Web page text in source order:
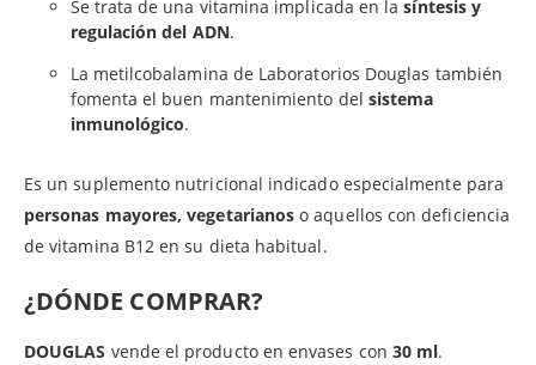
Se trata de una vitamina implicada en lasíntesis y
regulación del ADN.
La metilcobalamina de Laboratorios Douglas también
fomenta el buen mantenimiento del sistema
inmunológico.
Es un suplemento nutricional indicado especialmente para
personas mayores, vegetarianos o aquellos con deficiencia
de vitamina B12 en su dieta habitual.
¿DÓNDE COMPRAR?
DOUGLAS vende el producto en envases con 30 ml.